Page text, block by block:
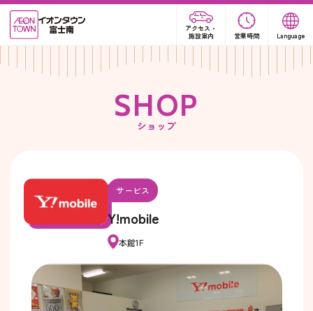
アクセス・
施設案内
営業時間 Language
SHOP
ショップ
サービス
Y!mobile
本館1F